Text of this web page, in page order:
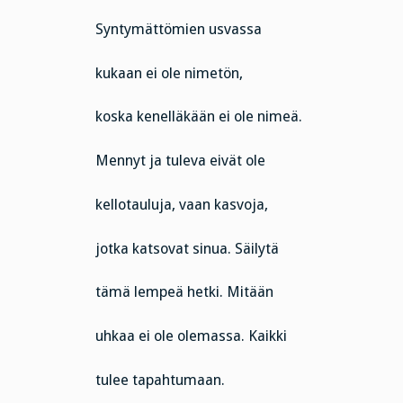
Syntymättömien usvassa
kukaan ei ole nimetön,
koska kenelläkään ei ole nimeä.
Mennyt ja tuleva eivät ole
kellotauluja, vaan kasvoja,
jotka katsovat sinua. Säilytä
tämä lempeä hetki. Mitään
uhkaa ei ole olemassa. Kaikki
tulee tapahtumaan.